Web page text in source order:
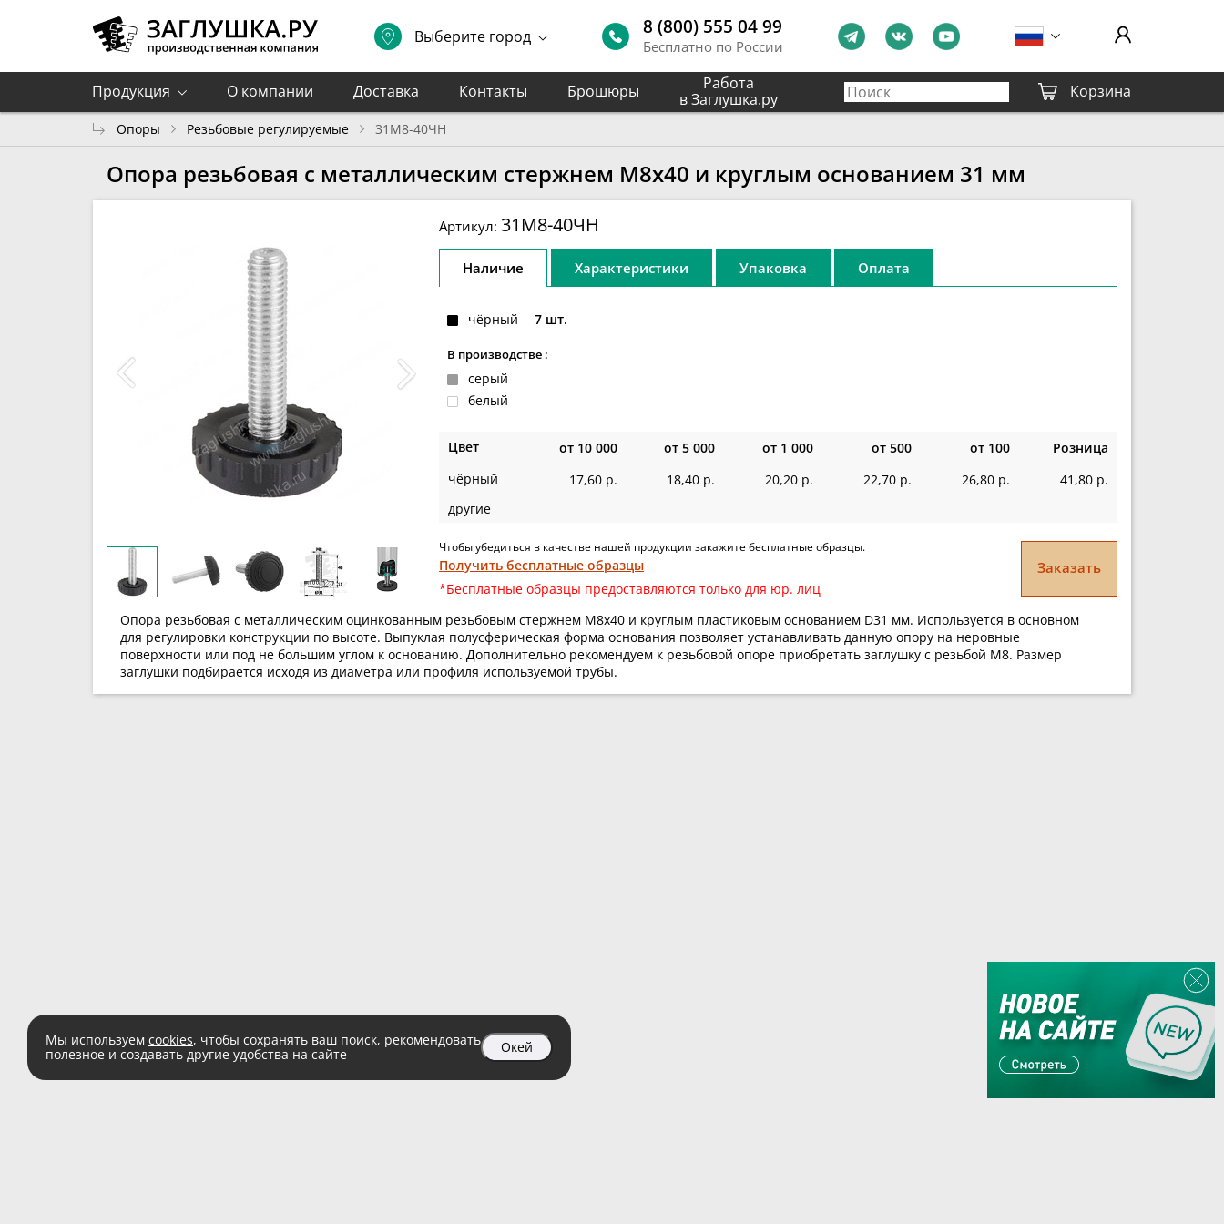
Выберите город 8 (800) 555 04 99
Бесплатно по России
Продукция О компании Доставка Контакты Брошюры
Работа
в Заглушка.ру
Корзина
Опоры Резьбовые регулируемые 31М8-40ЧН
Опора резьбовая с металлическим стержнем М8х40 и круглым основанием 31 мм
Артикул: 31М8-40ЧН
Наличие Характеристики Упаковка Оплата
чёрный 7 шт.
В производстве :
серый
белый
Цвет от 10 000 от 5 000 от 1 000 от 500 от 100
Розница
чёрный
17,60 р. 18,40 р. 20,20 р. 22,70 р. 26,80 р.
41,80 р.
другие
Чтобы убедиться в качестве нашей продукции закажите бесплатные образцы.
Получить бесплатные образцы
*Бесплатные образцы предоставляются только для юр. лиц
Заказать
Опора резьбовая с металлическим оцинкованным резьбовым стержнем М8х40 и круглым пластиковым основанием D31 мм. Используется в основном
для регулировки конструкции по высоте. Выпуклая полусферическая форма основания позволяет устанавливать данную опору на неровные
поверхности или под не большим углом к основанию. Дополнительно рекомендуем к резьбовой опоре приобретать заглушку с резьбой М8. Размер
заглушки подбирается исходя из диаметра или профиля используемой трубы.
Мы используем cookies, чтобы сохранять ваш поиск, рекомендовать
полезное и создавать другие удобства на сайте
Окей